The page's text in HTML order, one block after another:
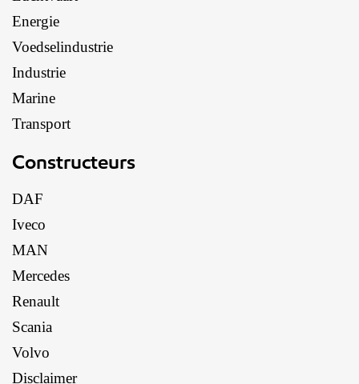
Energie
Voedselindustrie
Industrie
Marine
Transport
Constructeurs
DAF
Iveco
MAN
Mercedes
Renault
Scania
Volvo
Disclaimer